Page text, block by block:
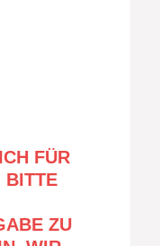
FÜR
BITTE
ZU